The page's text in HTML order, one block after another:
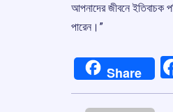
আপনাদের জীবনে ইতিবাচক
পারেন।”
Share